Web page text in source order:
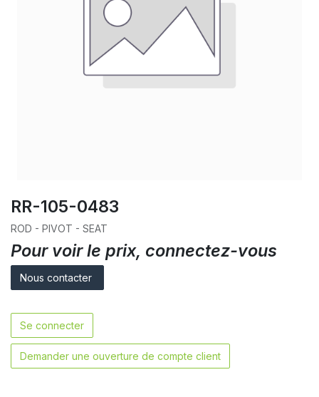
RR-105-0483
ROD - PIVOT - SEAT
Pour voir le prix, connectez-vous
Nous contacter
Se connecter
Demander une ouverture de compte client